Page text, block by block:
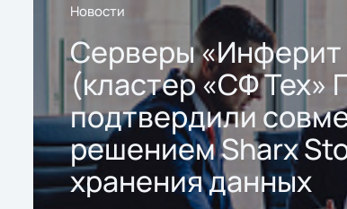
Новости
Серверы «Инферит
(кластер «СФ Тех»
подтвердили
решением Sharx
хранения данных